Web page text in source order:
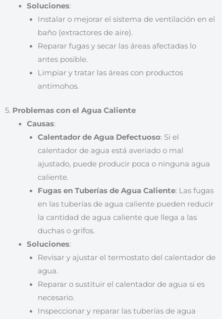
Soluciones:
Instalar o mejorar el sistema de ventilación en el
baño (extractores de aire).
Reparar fugas y secar las áreas afectadas lo
antes posible.
Limpiar y tratar las áreas con productos
antimohos.
5. Problemas con el Agua Caliente
Causas:
Calentador de Agua Defectuoso: Si el
calentador de agua está averiado o mal
ajustado, puede producir poca o ninguna agua
caliente.
Fugas en Tuberías de Agua Caliente: Las fugas
en las tuberías de agua caliente pueden reducir
la cantidad de agua caliente que llega a las
duchas o grifos.
Soluciones:
Revisar y ajustar el termostato del calentador de
agua.
Reparar o sustituir el calentador de agua si es
necesario.
Inspeccionar y reparar las tuberías de agua